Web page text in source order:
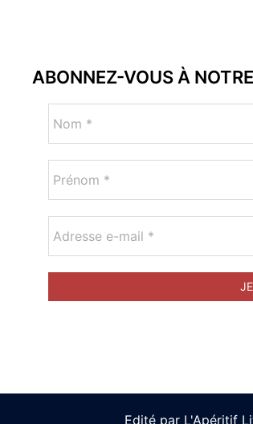
ABONNEZ-VOUS À
Edité par L'Apéritif